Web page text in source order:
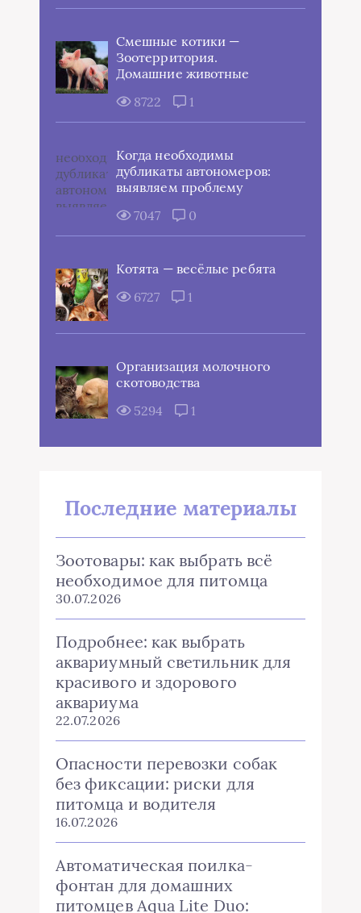
Смешные котики —
Зоотерритория.
Домашние животные
8722
1
Когда необходимы
дубликаты автономеров:
выявляем проблему
7047
0
Котята — весёлые ребята
6727
1
Организация молочного
скотоводства
5294
1
Последние материалы
Зоотовары: как выбрать всё
необходимое для питомца
30.07.2026
Подробнее: как выбрать
аквариумный светильник для
красивого и здорового
аквариума
22.07.2026
Опасности перевозки собак
без фиксации: риски для
питомца и водителя
16.07.2026
Автоматическая поилка-
фонтан для домашних
питомцев Aqua Lite Duo: